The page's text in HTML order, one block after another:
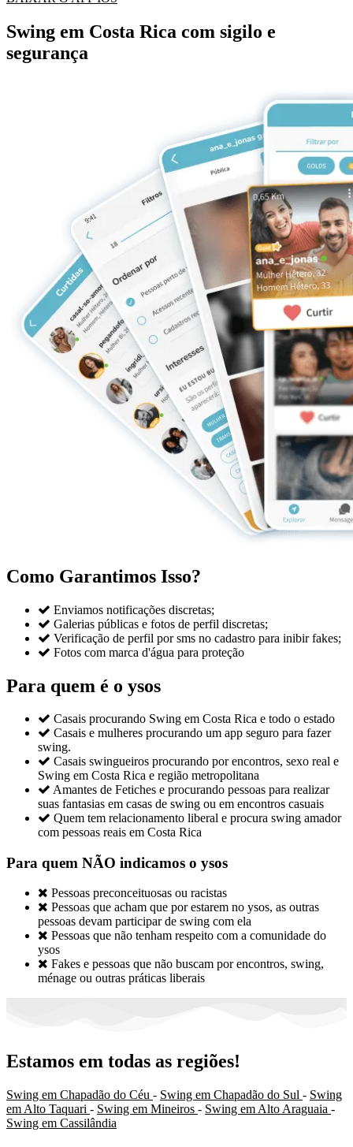
Swing em Costa Rica com sigilo e
segurança
Como Garantimos Isso?
 Enviamos notificações discretas;
 Galerias públicas e fotos de perfil discretas;
 Verificação de perfil por sms no cadastro para inibir fakes;
 Fotos com marca d'água para proteção
Para quem é o ysos
 Casais procurando Swing em Costa Rica e todo o estado
 Casais e mulheres procurando um app seguro para fazer
swing.
 Casais swingueiros procurando por encontros, sexo real e
Swing em Costa Rica e região metropolitana
 Amantes de Fetiches e procurando pessoas para realizar
suas fantasias em casas de swing ou em encontros casuais
 Quem tem relacionamento liberal e procura swing amador
com pessoas reais em Costa Rica
Para quem NÃO indicamos o ysos
 Pessoas preconceituosas ou racistas
 Pessoas que acham que por estarem no ysos, as outras
pessoas devam participar de swing com ela
 Pessoas que não tenham respeito com a comunidade do
ysos
 Fakes e pessoas que não buscam por encontros, swing,
ménage ou outras práticas liberais
Estamos em todas as regiões!
Swing em Chapadão do Céu - Swing em Chapadão do Sul - Swing
em Alto Taquari - Swing em Mineiros - Swing em Alto Araguaia -
Swing em Cassilândia